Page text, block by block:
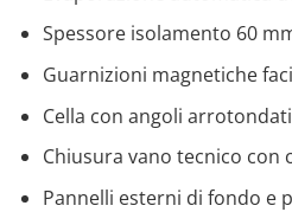
Spessore isolamento 60
Guarnizioni magnetiche
Cella con angoli arrotondati
Chiusura vano tecnico con
Pannelli esterni di fondo e